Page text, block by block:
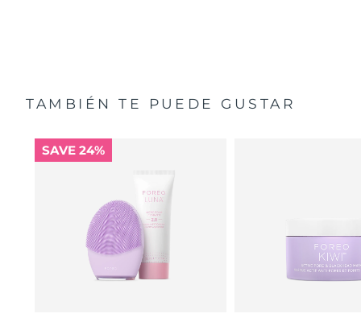
TAMBIÉN TE PUEDE GUSTAR
SAVE 24%